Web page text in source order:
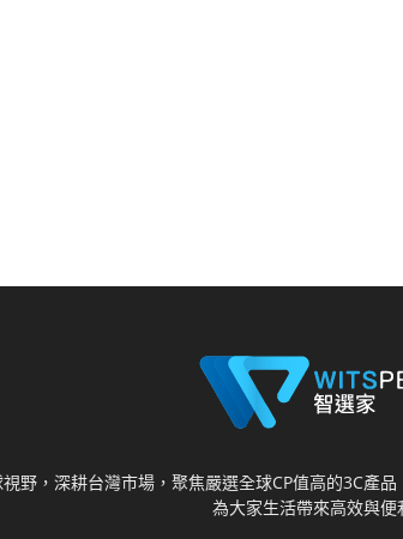
野，深耕台灣市場，聚焦嚴選全球CP值高的3C產
為大家生活帶來高效與便